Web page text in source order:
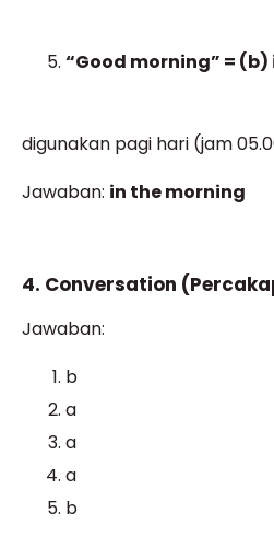
“Good morning” =
digunakan pagi hari (jam
Jawaban: in the morning
4. Conversation
Jawaban:
b
a
a
a
b